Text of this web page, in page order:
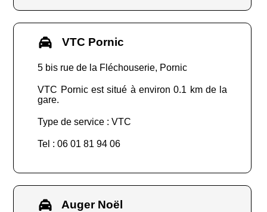
VTC Pornic
5 bis rue de la Fléchouserie, Pornic
VTC Pornic est situé à environ 0.1 km de la
gare.
Type de service : VTC
Tel : 06 01 81 94 06
Auger Noël